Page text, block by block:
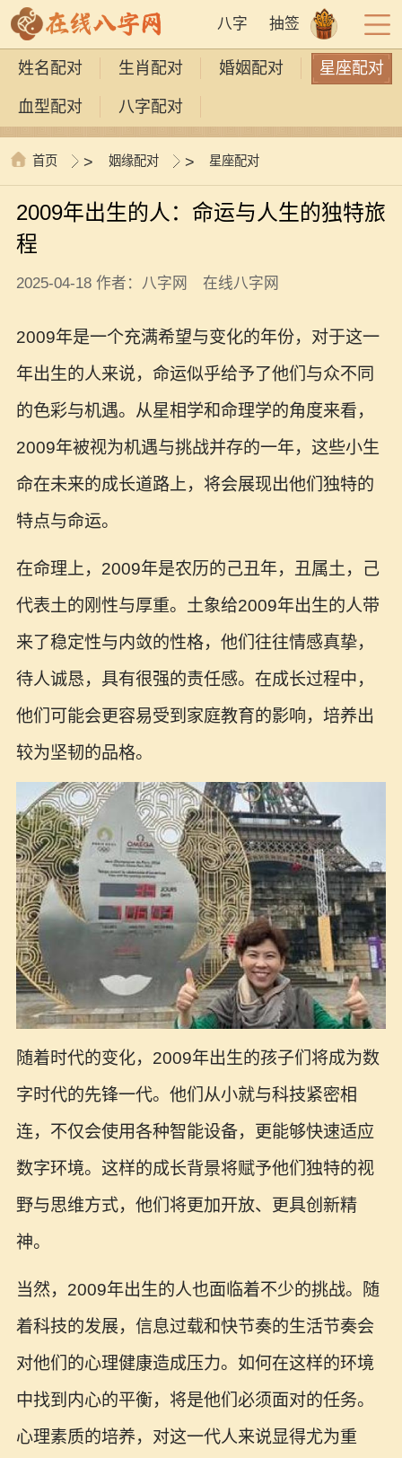
八字 抽签
姓名配对 生肖配对 婚姻配对 星座配对
血型配对 八字配对
首页 > 姻缘配对 > 星座配对
2009年出生的人：命运与人生的独特旅
程
2025-04-18 作者：八字网 在线八字网
2009年是一个充满希望与变化的年份，对于这一
年出生的人来说，命运似乎给予了他们与众不同
的色彩与机遇。从星相学和命理学的角度来看，
2009年被视为机遇与挑战并存的一年，这些小生
命在未来的成长道路上，将会展现出他们独特的
特点与命运。
在命理上，2009年是农历的己丑年，丑属土，己
代表土的刚性与厚重。土象给2009年出生的人带
来了稳定性与内敛的性格，他们往往情感真挚，
待人诚恳，具有很强的责任感。在成长过程中，
他们可能会更容易受到家庭教育的影响，培养出
较为坚韧的品格。
随着时代的变化，2009年出生的孩子们将成为数
字时代的先锋一代。他们从小就与科技紧密相
连，不仅会使用各种智能设备，更能够快速适应
数字环境。这样的成长背景将赋予他们独特的视
野与思维方式，他们将更加开放、更具创新精
神。
当然，2009年出生的人也面临着不少的挑战。随
着科技的发展，信息过载和快节奏的生活节奏会
对他们的心理健康造成压力。如何在这样的环境
中找到内心的平衡，将是他们必须面对的任务。
心理素质的培养，对这一代人来说显得尤为重